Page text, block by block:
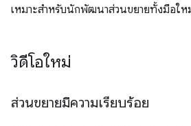
เหมาะสำหรับนักพัฒนาส่วนขยายทั้งมือให
วิดีโอใหม่
ส่วนขยายมีความเรียบร้อย